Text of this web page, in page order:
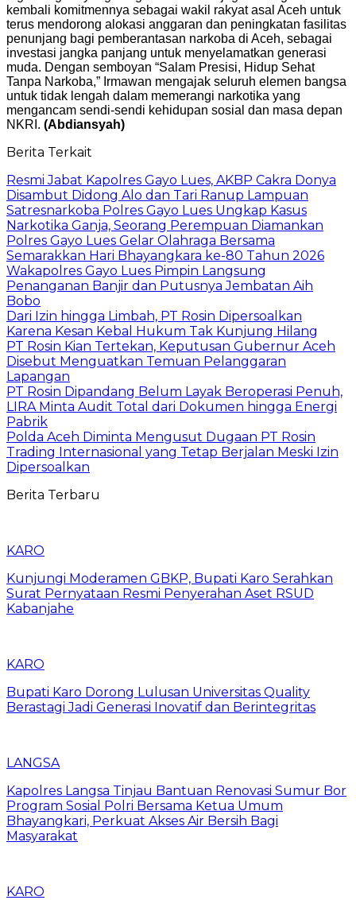
kembali komitmennya sebagai wakil rakyat asal Aceh untuk
terus mendorong alokasi anggaran dan peningkatan fasilitas
penunjang bagi pemberantasan narkoba di Aceh, sebagai
investasi jangka panjang untuk menyelamatkan generasi
muda. Dengan semboyan “Salam Presisi, Hidup Sehat
Tanpa Narkoba,” Irmawan mengajak seluruh elemen bangsa
untuk tidak lengah dalam memerangi narkotika yang
mengancam sendi-sendi kehidupan sosial dan masa depan
NKRI. (Abdiansyah)
Berita Terkait
Resmi Jabat Kapolres Gayo Lues, AKBP Cakra Donya
Disambut Didong Alo dan Tari Ranup Lampuan
Satresnarkoba Polres Gayo Lues Ungkap Kasus
Narkotika Ganja, Seorang Perempuan Diamankan
Polres Gayo Lues Gelar Olahraga Bersama
Semarakkan Hari Bhayangkara ke-80 Tahun 2026
Wakapolres Gayo Lues Pimpin Langsung
Penanganan Banjir dan Putusnya Jembatan Aih
Bobo
Dari Izin hingga Limbah, PT Rosin Dipersoalkan
Karena Kesan Kebal Hukum Tak Kunjung Hilang
PT Rosin Kian Tertekan, Keputusan Gubernur Aceh
Disebut Menguatkan Temuan Pelanggaran
Lapangan
PT Rosin Dipandang Belum Layak Beroperasi Penuh,
LIRA Minta Audit Total dari Dokumen hingga Energi
Pabrik
Polda Aceh Diminta Mengusut Dugaan PT Rosin
Trading Internasional yang Tetap Berjalan Meski Izin
Dipersoalkan
Berita Terbaru
KARO
Kunjungi Moderamen GBKP, Bupati Karo Serahkan
Surat Pernyataan Resmi Penyerahan Aset RSUD
Kabanjahe
KARO
Bupati Karo Dorong Lulusan Universitas Quality
Berastagi Jadi Generasi Inovatif dan Berintegritas
LANGSA
Kapolres Langsa Tinjau Bantuan Renovasi Sumur Bor
Program Sosial Polri Bersama Ketua Umum
Bhayangkari, Perkuat Akses Air Bersih Bagi
Masyarakat
KARO